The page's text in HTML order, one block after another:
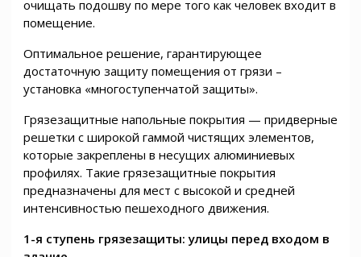
очищать подошву по мере того как человек входит в
помещение.
Оптимальное решение, гарантирующее
достаточную защиту помещения от грязи –
установка «многоступенчатой защиты».
Грязезащитные напольные покрытия — придверные
решетки с широкой гаммой чистящих элементов,
которые закреплены в несущих алюминиевых
профилях. Такие грязезащитные покрытия
предназначены для мест с высокой и средней
интенсивностью пешеходного движения.
1-я ступень грязезащиты: улицы перед входом в